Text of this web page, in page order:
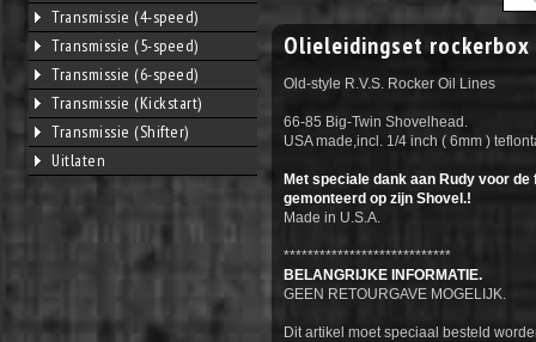
Transmissie (4-speed)
Transmissie (5-speed)
Transmissie (6-speed)
Transmissie (Kickstart)
Transmissie (Shifter)
Uitlaten
Olieleidingset rockerbox
Old-style R.V.S. Rocker Oil Lines
66-85 Big-Twin Shovelhead.
USA made,incl. 1/4 inch ( 6mm )
Met speciale dank aan Rudy voor
gemonteerd op zijn Shovel.!
Made in U.S.A.
****************************
BELANGRIJKE INFORMATIE.
GEEN RETOURGAVE MOGELIJK.
Dit artikel moet speciaal besteld